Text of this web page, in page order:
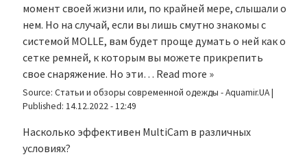
момент своей жизни или, по крайней мере, слышали о
нем. Но на случай, если вы лишь смутно знакомы с
системой MOLLE, вам будет проще думать о ней как о
сетке ремней, к которым вы можете прикрепить
свое снаряжение. Но эти… Read more »
Source: Статьи и обзоры современной одежды - Aquamir.UA|
Published: 14.12.2022 - 12:49
Насколько эффективен MultiCam в различных
условиях?